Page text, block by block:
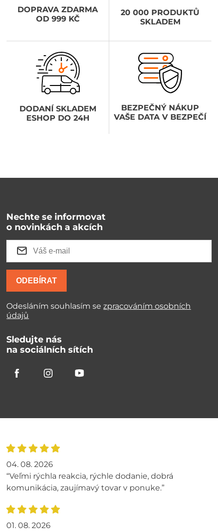
DOPRAVA ZDARMA
OD 999 KČ
20 000 PRODUKTŮ
SKLADEM
DODANÍ SKLADEM
ESHOP DO 24H
BEZPEČNÝ NÁKUP
VAŠE DATA V BEZPEČÍ
Nechte se informovat
o novinkách a akcích
ODEBÍRAT
Odesláním souhlasím sezpracováním osobních
údajů
Sledujte nás
na sociálních sítích
04. 08. 2026
“Veľmi rýchla reakcia, rýchle dodanie, dobrá
komunikácia, zaujímavý tovar v ponuke.”
01. 08. 2026